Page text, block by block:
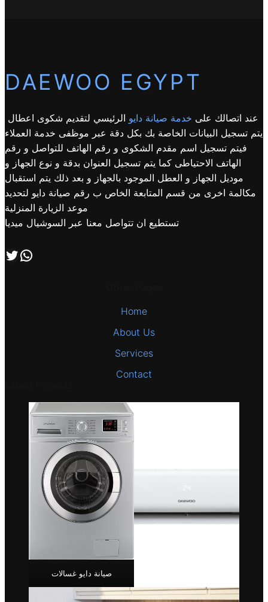
DAEWOO EGYPT
عند اتصالك على خدمة صيانة دايو الرئيسي لتقديم شكوى اعطال
يتم تسجيل البيانات الخاصة بك بكل دقة عبر موظفى خدمة العملاء
فيتم تسجيل اسم مقدم الشكوى و رقم الهاتف للتواصل و رقم
الهاتف الاحتياطى كما يتم تسجيل العنوان بدقة و نوع الجهاز و
موديل الجهاز و العطل الموجود بالجهاز و بعد ذلك يتم استقبال
مكالمة اخرى من قسم المتابعة الخاص ب رقم صيانة دايو لتحديد
موعد الزيارة المنزلية
تستطيع ان تتواصل معنا عبر السوشيال ميديا
تابعنا علي صفحة التويتر اتصل بنا علي طريق الوتساب
Home
About Us
Services
Contact
صيانة دايو غسالات